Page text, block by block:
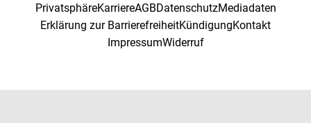
PrivatsphäreKarriereAGBDatenschutzMediadaten
Erklärung zur BarrierefreiheitKündigungKontakt
ImpressumWiderruf